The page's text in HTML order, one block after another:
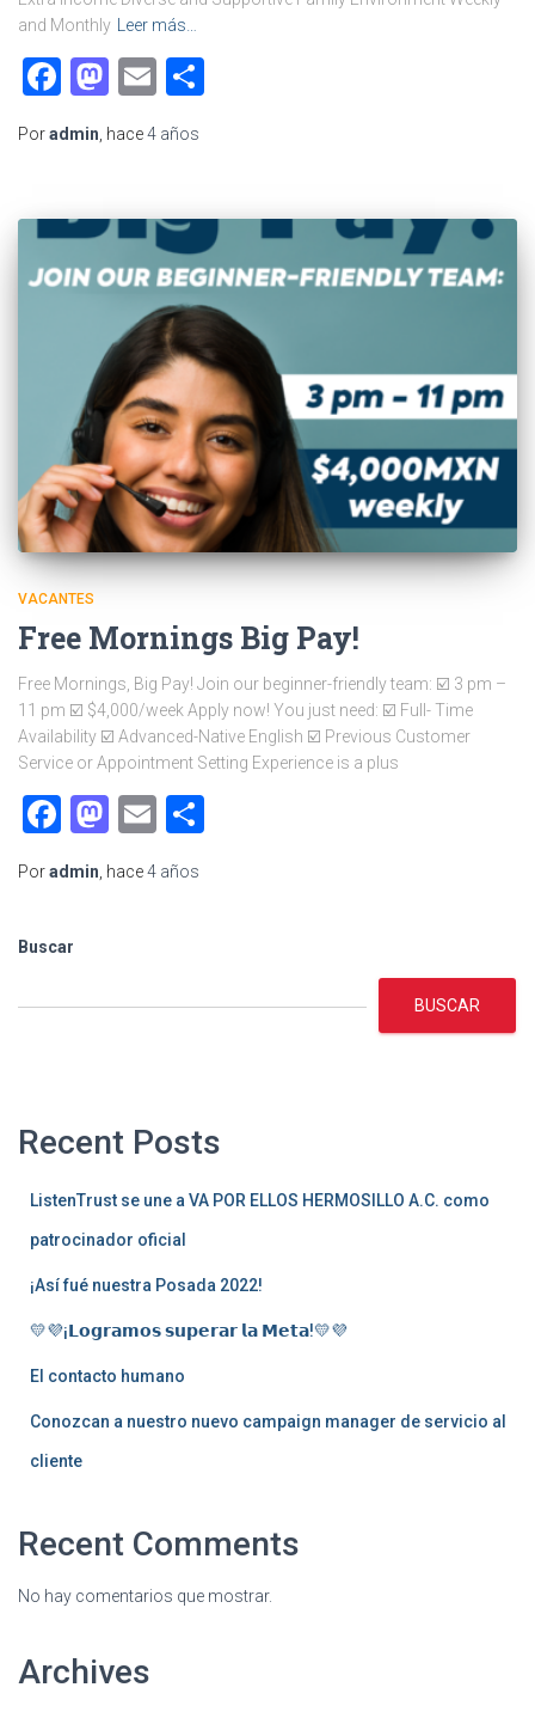
and Monthly
Leer más…
Facebook
Mastodon
Email
Poradmin , hace4 años
VACANTES
Free Mornings Big Pay!
Free Mornings, Big Pay! Join our beginner-friendly team: ☑️ 3 pm –
11 pm ☑️ $4,000/week Apply now! You just need: ☑️ Full- Time
Availability ☑️ Advanced-Native English ☑️ Previous Customer
Service or Appointment Setting Experience is a plus
Facebook
Mastodon
Email
Poradmin , hace4 años
Buscar
BUSCAR
Recent Posts
ListenTrust se une a VA POR ELLOS HERMOSILLO A.C. como
patrocinador oficial
¡Así fué nuestra Posada 2022!
💛💜¡𝗟𝗼𝗴𝗿𝗮𝗺𝗼𝘀 𝘀𝘂𝗽𝗲𝗿𝗮𝗿 𝗹𝗮 𝗠𝗲𝘁𝗮!💛💜
El contacto humano
Conozcan a nuestro nuevo campaign manager de servicio al
cliente
Recent Comments
No hay comentarios que mostrar.
Archives